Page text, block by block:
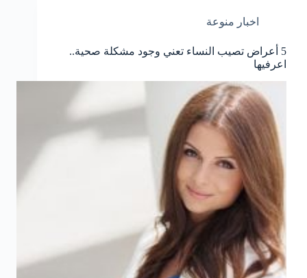
اخبار منوعة
5 أعراض تصيب النساء تعني وجود مشكلة صحية..
اعرفيها